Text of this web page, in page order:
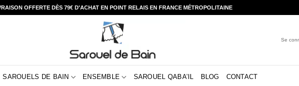
OFFERTE DÈS 79€ D'ACHAT EN POINT RELAIS EN FRANCE MÉTROPOLITAINE
Se
SAROUELS DE BAIN ENSEMBLE SAROUEL QABA’IL BLOG CONTACT